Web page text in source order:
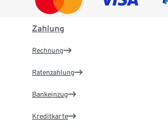
Zahlung
Rechnung
Ratenzahlung
Bankeinzug
Kreditkarte